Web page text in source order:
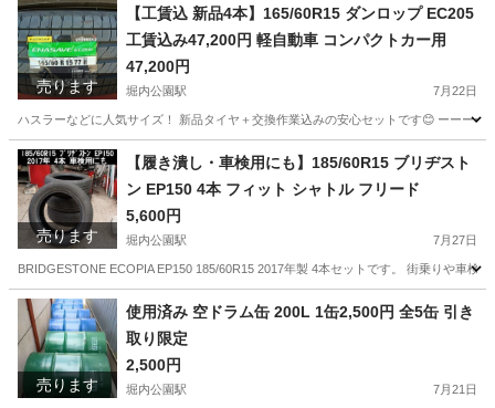
愛知 安城市 堀内公園駅 タイヤ、ホイール
売ります
【工賃込 新品4本】165/60R15 ダンロップ EC205
工賃込み47,200円 軽自動車 コンパクトカー用
47,200円
堀内公園駅 7月22日
ハスラーなどに人気サイズ！ 新品タイヤ＋交換作業込みの安心セットです😊 ーーー
愛知 安城市 堀内公園駅 タイヤ、ホイール
売ります
【履き潰し・車検用にも】185/60R15 ブリヂスト
ン EP150 4本 フィット シャトル フリード
5,600円
堀内公園駅 7月27日
BRIDGESTONE ECOPIA EP150 185/60R15 2017年製 4本セットです。 街乗りや車
愛知 安城市 堀内公園駅 タイヤ、ホイール
売ります
使用済み 空ドラム缶 200L 1缶2,500円 全5缶 引き
取り限定
2,500円
堀内公園駅 7月21日